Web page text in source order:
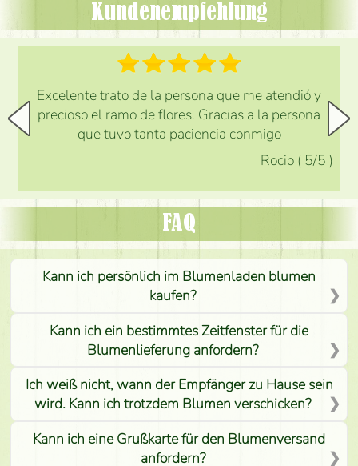
Kundenempfehlung
Excelente trato de la persona que me atendió y
precioso el ramo de flores. Gracias a la persona
que tuvo tanta paciencia conmigo
Rocio ( 5/5 )
FAQ
Kann ich persönlich im Blumenladen blumen
kaufen?
Kann ich ein bestimmtes Zeitfenster für die
Blumenlieferung anfordern?
Ich weiß nicht, wann der Empfänger zu Hause sein
wird. Kann ich trotzdem Blumen verschicken?
Kann ich eine Grußkarte für den Blumenversand
anfordern?